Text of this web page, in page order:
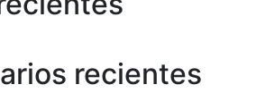
recientes